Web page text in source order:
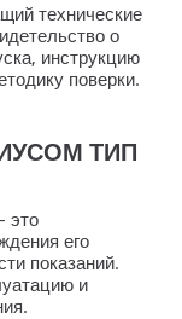
технические
о
инструкцию
поверки.
ТИП
это
его
показаний.
и